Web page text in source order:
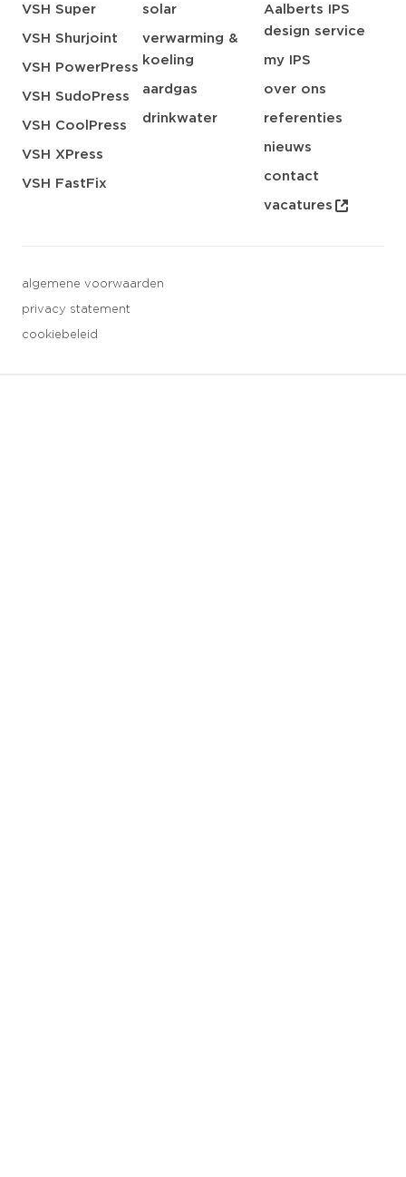
VSH Super
VSH Shurjoint
VSH PowerPress
VSH SudoPress
VSH CoolPress
VSH XPress
VSH FastFix
solar
verwarming &
koeling
aardgas
drinkwater
Aalberts IPS
design service
my IPS
over ons
referenties
nieuws
contact
vacatures
algemene voorwaarden
privacy statement
cookiebeleid